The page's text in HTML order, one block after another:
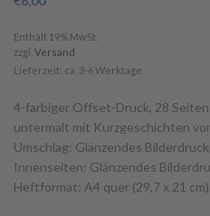
Enthält 19% MwSt.
zzgl. Versand
Lieferzeit: ca. 3-6 Werktage
4-farbiger Offset-Druck, 28
untermalt mit Kurzgeschichten
Umschlag: Glänzendes
Innenseiten: Glänzendes
Heftformat: A4 quer (29,7 x 21 cm).